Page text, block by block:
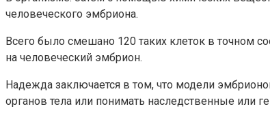
человеческого эмбриона.
Всего было смешано 120 таких клеток в точном
на человеческий эмбрион.
Надежда заключается в том, что модели
органов тела или понимать наследственные или